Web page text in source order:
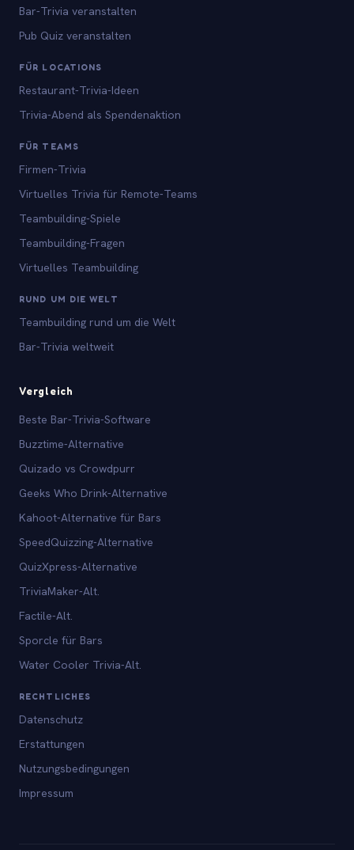
Bar-Trivia veranstalten
Pub Quiz veranstalten
FÜR LOCATIONS
Restaurant-Trivia-Ideen
Trivia-Abend als Spendenaktion
FÜR TEAMS
Firmen-Trivia
Virtuelles Trivia für Remote-Teams
Teambuilding-Spiele
Teambuilding-Fragen
Virtuelles Teambuilding
RUND UM DIE WELT
Teambuilding rund um die Welt
Bar-Trivia weltweit
Vergleich
Beste Bar-Trivia-Software
Buzztime-Alternative
Quizado vs Crowdpurr
Geeks Who Drink-Alternative
Kahoot-Alternative für Bars
SpeedQuizzing-Alternative
QuizXpress-Alternative
TriviaMaker-Alt.
Factile-Alt.
Sporcle für Bars
Water Cooler Trivia-Alt.
RECHTLICHES
Datenschutz
Erstattungen
Nutzungsbedingungen
Impressum